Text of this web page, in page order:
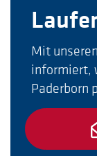
Mit
informiert,
Paderborn